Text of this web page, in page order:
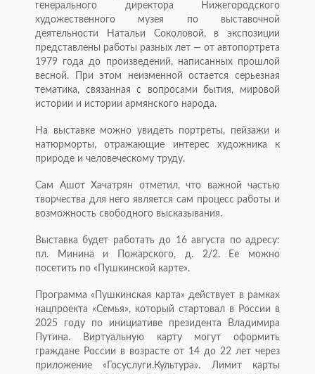
генерального директора Нижегородского
художественного музея по выставочной
деятельности Натальи Соколовой, в экспозиции
представлены работы разных лет — от автопортрета
1979 года до произведений, написанных прошлой
весной. При этом неизменной остается серьезная
тематика, связанная с вопросами бытия, мировой
истории и истории армянского народа.
На выставке можно увидеть портреты, пейзажи и
натюрморты, отражающие интерес художника к
природе и человеческому труду.
Сам Ашот Хачатрян отметил, что важной частью
творчества для него является сам процесс работы и
возможность свободного высказывания.
Выставка будет работать до 16 августа по адресу:
пл. Минина и Пожарского, д. 2/2. Ее можно
посетить по «Пушкинской карте».
Программа «Пушкинская карта» действует в рамках
нацпроекта «Семья», который стартовал в России в
2025 году по инициативе президента Владимира
Путина. Виртуальную карту могут оформить
граждане России в возрасте от 14 до 22 лет через
приложение «Госуслуги.Культура». Лимит карты